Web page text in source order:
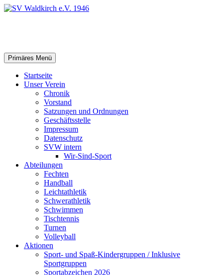
Zum
Suchen
Primäres Menü
Startseite
Unser Verein
Chronik
Vorstand
Satzungen und Ordnungen
Geschäftsstelle
Impressum
Datenschutz
SVW intern
Wir-Sind-Sport
Abteilungen
Fechten
Handball
Leichtathletik
Schwerathletik
Schwimmen
Tischtennis
Turnen
Volleyball
Aktionen
Sport- und Spaß-Kindergruppen / Inklusive
Sportgruppen
Sportabzeichen 2026